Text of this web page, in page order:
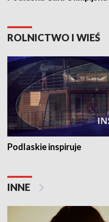
ROLNICTWO I WIEŚ
Podlaskie inspiruje
INNE